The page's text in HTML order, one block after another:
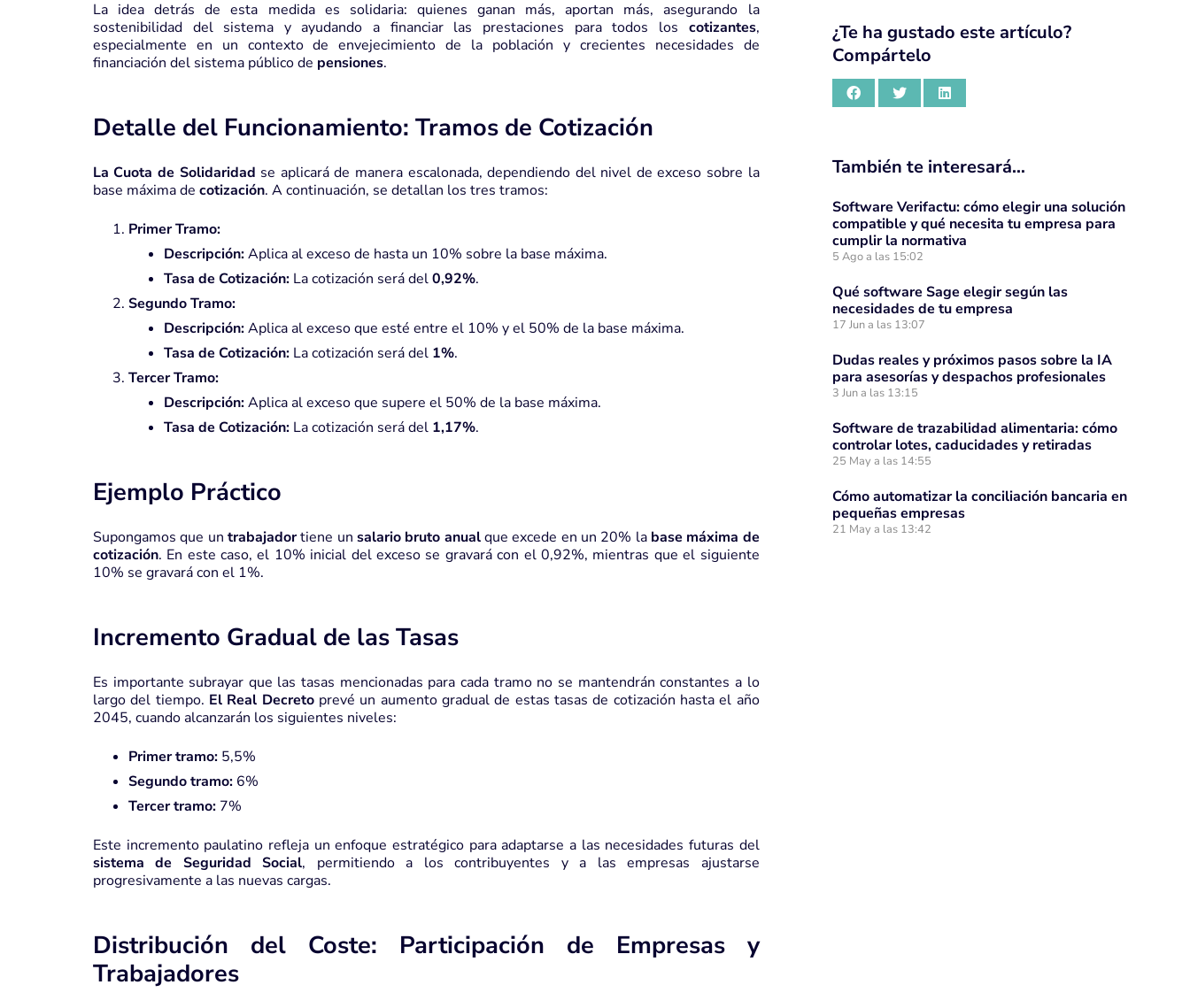
La idea detrás de esta medida es solidaria: quienes ganan más, aportan más, asegurando la
sostenibilidad del sistema y ayudando a financiar las prestaciones para todos los cotizantes,
especialmente en un contexto de envejecimiento de la población y crecientes necesidades de
financiación del sistema público de pensiones.
Detalle del Funcionamiento: Tramos de Cotización
La Cuota de Solidaridad se aplicará de manera escalonada, dependiendo del nivel de exceso sobre la
base máxima de cotización. A continuación, se detallan los tres tramos:
Primer Tramo:
Descripción:Aplica al exceso de hasta un 10% sobre la base máxima.
Tasa de Cotización:La cotización será del0,92%.
Segundo Tramo:
Descripción:Aplica al exceso que esté entre el 10% y el 50% de la base máxima.
Tasa de Cotización:La cotización será del 1%.
Tercer Tramo:
Descripción:Aplica al exceso que supere el 50% de la base máxima.
Tasa de Cotización:La cotización será del 1,17%.
Ejemplo Práctico
Supongamos que un trabajadortiene un salario bruto anualque excede en un 20% la base máxima de
cotización. En este caso, el 10% inicial del exceso se gravará con el 0,92%, mientras que el siguiente
10% se gravará con el 1%.
Incremento Gradual de las Tasas
Es importante subrayar que las tasas mencionadas para cada tramo no se mantendrán constantes a lo
largo del tiempo. El Real Decretoprevé un aumento gradual de estas tasas de cotización hasta el año
2045, cuando alcanzarán los siguientes niveles:
Primer tramo:5,5%
Segundo tramo:6%
Tercer tramo:7%
Este incremento paulatino refleja un enfoque estratégico para adaptarse a las necesidades futuras del
sistema de Seguridad Social, permitiendo a los contribuyentes y a las empresas ajustarse
progresivamente a las nuevas cargas.
Distribución del Coste: Participación de Empresas y
Trabajadores
¿Te ha gustado este artículo?
Compártelo
También te interesará…
Software Verifactu: cómo elegir una solución
compatible y qué necesita tu empresa para
cumplir la normativa
5 Ago a las 15:02
Qué software Sage elegir según las
necesidades de tu empresa
17 Jun a las 13:07
Dudas reales y próximos pasos sobre la IA
para asesorías y despachos profesionales
3 Jun a las 13:15
Software de trazabilidad alimentaria: cómo
controlar lotes, caducidades y retiradas
25 May a las 14:55
Cómo automatizar la conciliación bancaria en
pequeñas empresas
21 May a las 13:42